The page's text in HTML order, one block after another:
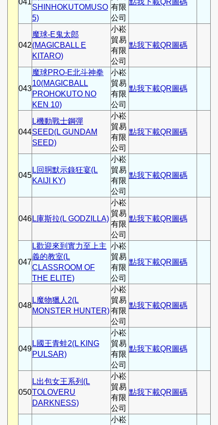
SHINHOKUTOMUSO
5)
有限
公司
042
魔球-E鬼太郎
(MAGICBALL E
KITARO)
小崧
貿易
有限
公司
點我下載QR圖碼
043
魔球PRO-E北斗神拳
10(MAGICBALL
PROHOKUTO NO
KEN 10)
小崧
貿易
有限
公司
點我下載QR圖碼
044
L機動戰士鋼彈
SEED(L GUNDAM
SEED)
小崧
貿易
有限
公司
點我下載QR圖碼
045
L回胴默示錄狂宴(L
KAIJI KY)
小崧
貿易
有限
公司
點我下載QR圖碼
046 L庫斯拉(L GODZILLA)
小崧
貿易
有限
公司
點我下載QR圖碼
047
L歡迎來到實力至上主
義的教室(L
CLASSROOM OF
THE ELITE)
小崧
貿易
有限
公司
點我下載QR圖碼
048
L魔物獵人2(L
MONSTER HUNTER)
小崧
貿易
有限
公司
點我下載QR圖碼
049
L國王青蛙2(L KING
PULSAR)
小崧
貿易
有限
公司
點我下載QR圖碼
050
L出包女王系列(L
TOLOVERU
DARKNESS)
小崧
貿易
有限
公司
點我下載QR圖碼
小崧